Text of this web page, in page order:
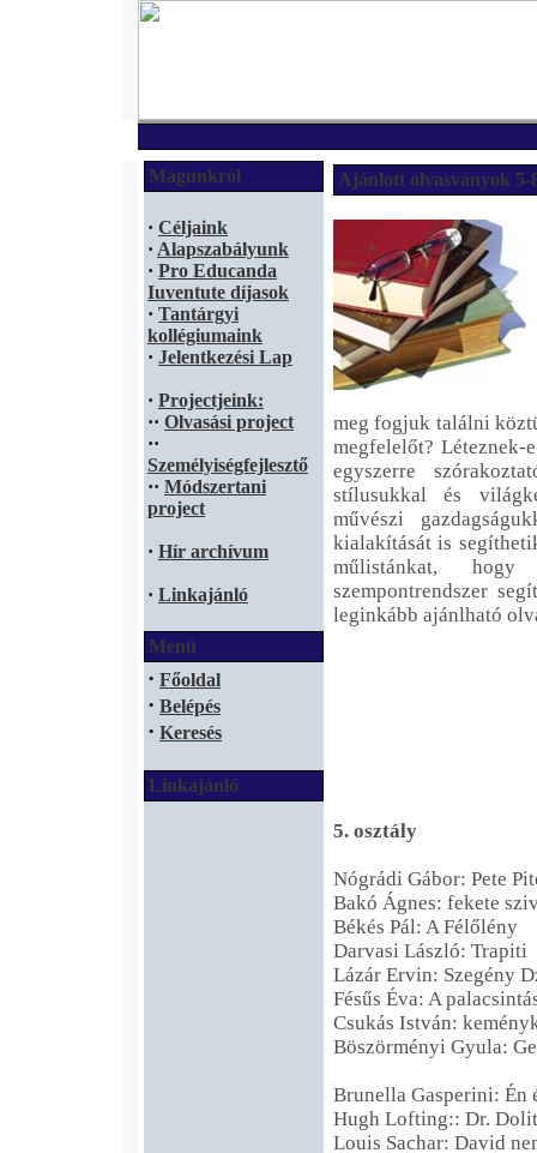
Magunkról
· Céljaink
· Alapszabályunk
· Pro Educanda
Iuventute díjasok
· Tantárgyi
kollégiumaink
· Jelentkezési Lap
· Projectjeink:
·· Olvasási project
··
Személyiségfejlesztő
·· Módszertani
project
· Hír archívum
· Linkajánló
Menü
· Főoldal
· Belépés
· Keresés
Linkajánló
Ajánlott olvasványok 5-
meg fogjuk találni
megfelelőt? Léteznek-
egyszerre
stílusukkal és
művészi
kialakítását is
műlistánkat,
szempontrendszer
leginkább ajánlható
5. osztály
Nógrádi Gábor: Pete
Bakó Ágnes: fekete
Békés Pál: A Félőlény
Darvasi László: Trapiti
Lázár Ervin: Szegény
Fésűs Éva: A
Csukás István:
Böszörményi Gyula:
Brunella Gasperini: Én
Hugh Lofting:: Dr.
Louis Sachar: David